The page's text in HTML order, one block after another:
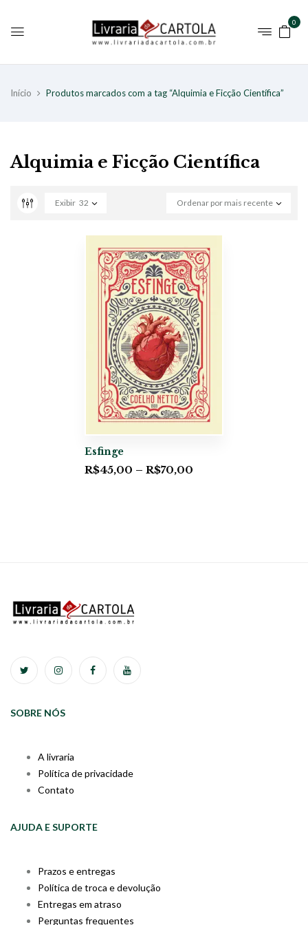
0
Início Produtos marcados com a tag “Alquimia e Ficção Científica”
Alquimia e Ficção Científica
Ordenar por mais recente
Exibir 32
Esfinge
R$45,00 – R$70,00
SOBRE NÓS
A livraria
Política de privacidade
Contato
AJUDA E SUPORTE
Prazos e entregas
Política de troca e devolução
Entregas em atraso
Perguntas frequentes